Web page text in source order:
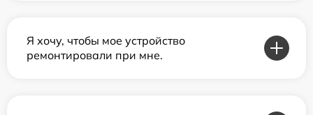
Я хочу, чтобы мое устройство
ремонтировали при мне.